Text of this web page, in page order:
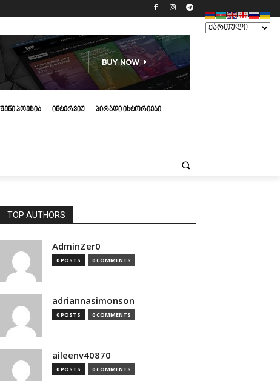
ᲨᲔᲜᲘ ᲞᲝᲔᲖᲘᲐ ᲘᲜᲢᲔᲠᲕᲘᲣ ᲞᲘᲠᲐᲓᲘ ᲘᲡᲢᲝᲠᲘᲔᲑᲘ
TOP AUTHORS
AdminZer0
0 POSTS 0 COMMENTS
adriannasimonson
0 POSTS 0 COMMENTS
aileenv40870
0 POSTS 0 COMMENTS